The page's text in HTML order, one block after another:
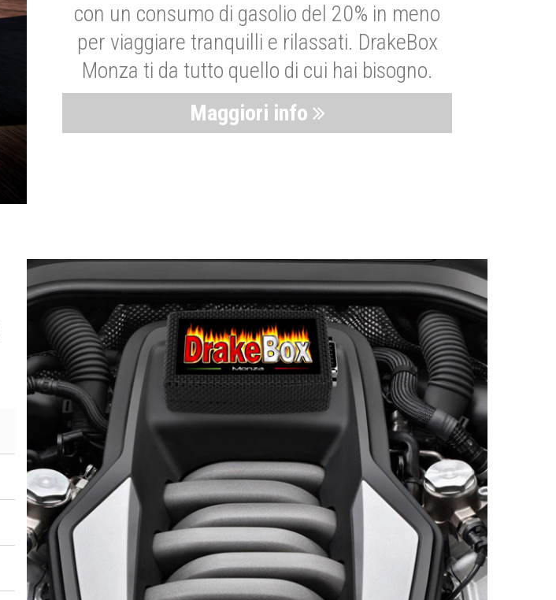
con un consumo di gasolio del 20% in meno
per viaggiare tranquilli e rilassati. DrakeBox
Monza ti da tutto quello di cui hai bisogno.
Maggiori info